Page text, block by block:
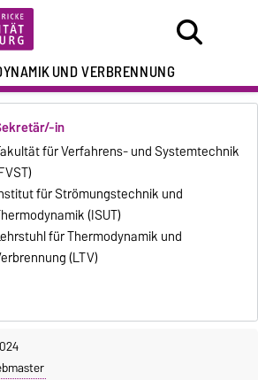
UND VERBRENNUNG
in
für Verfahrens- und Systemtechnik
für Strömungstechnik und
(ISUT)
für Thermodynamik und
(LTV)